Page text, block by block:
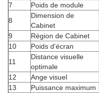
7
Poids de module
8
Dimension de
Cabinet
9
Région de Cabinet
10
Poids d'écran
11
Distance visuelle
optimale
12
Ange visuel
13
Puissance maximum